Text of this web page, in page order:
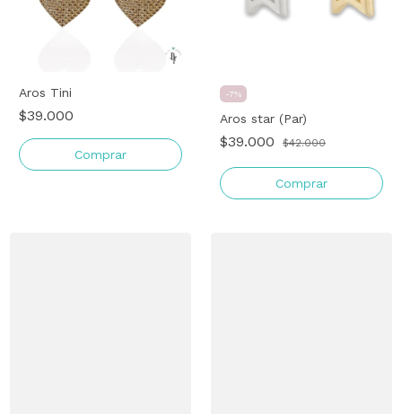
Aros Tini
$39.000
Comprar
-7%
Aros star (Par)
$39.000 $42.000
Comprar